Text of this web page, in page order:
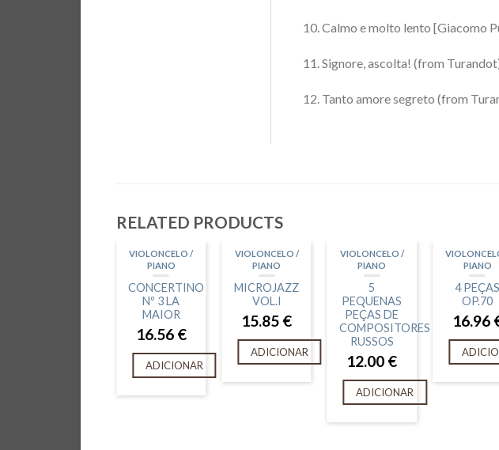
10. Calmo e molto lento [Giacomo
11. Signore, ascolta! (from
12. Tanto amore segreto (from
RELATED PRODUCTS
VIOLONCELO /
PIANO
CONCERTINO
Nº 3 LA
MAIOR
16.56 €
ADICIONAR
VIOLONCELO /
PIANO
MICROJAZZ
VOL.I
15.85 €
ADICIONAR
VIOLONCELO /
PIANO
5
PEQUENAS
PEÇAS DE
COMPOSITORES
RUSSOS
12.00 €
ADICIONAR
PIANO
4 PEÇAS
OP.70
16.96